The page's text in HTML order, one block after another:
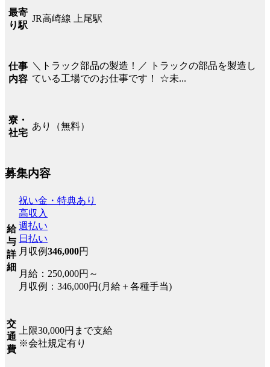
最寄
り駅
JR高崎線 上尾駅
仕事
内容
＼トラック部品の製造！／ トラックの部品を製造し
ている工場でのお仕事です！ ☆未...
寮・
社宅
あり（無料）
募集内容
給
与
詳
細
祝い金・特典あり
高収入
週払い
日払い
月収例346,000円
月給：250,000円～
月収例：346,000円(月給＋各種手当)
交
通
費
上限30,000円まで支給
※会社規定有り